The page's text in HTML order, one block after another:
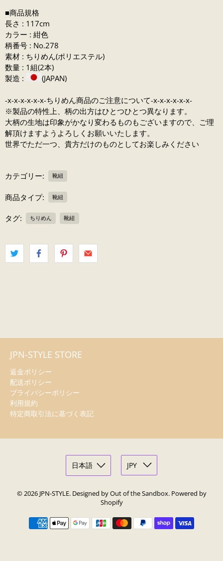
力....
■商品規格
長さ : 117cm
カラー : 紺色
柄番号 : No.278
素材 : ちりめん(ポリエステル)
数量 : 1組(2本)
製造 :
(JAPAN)
-x-x-x-x-x-x-ちりめん商品のご注意について-x-x-x-x-x-x-
※製品の特性上、柄の出方はひとつひとつ異なります。
大柄の生地は印象がかなり変わるものもございますので、ご理
解頂けますようよろしくお願いいたします。
世界でただ一つ、貴方だけのものとしてお楽しみください
カテゴリー: 靴紐
商品タイプ: 靴紐
タグ: ちりめん 靴紐
JPN-STYLE STORE
返金ポリシー
配送ポリシー
プライバシーポリシー
利用規約
特定商取引法に基づく表記
© 2026 JPN-STYLE. Designed by Out of the Sandbox. Powered by
Shopify